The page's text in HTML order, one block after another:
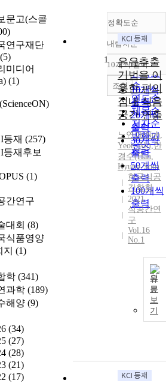
문고(스콜
연구재단
(5)
미디어
(1)
등재 (257)
등재후보
(1)
간연구
대회 (8)
식품영양
(1)
학 (341)
과학 (189)
해양 (9)
(34)
(27)
(28)
(21)
(17)
정확도순
정확도
순
인기도
순
연도순
제목순
저자순
발행기
관순
내림차순
내림차
10개씩 출력
10개씩
출력
20개씩
출력
30개씩
출력
50개씩
출력
100개씩
출력
조회
1
은유추출
기법을 이
용한 편의
점내 식음
공간 연출
노연아(Noh,
Yeon-Ah),한
경수(Han,
Kyung-Soo)
한국식공
간학회
2021
식공간연
구
Vol.16
No.1
원
문
보
기